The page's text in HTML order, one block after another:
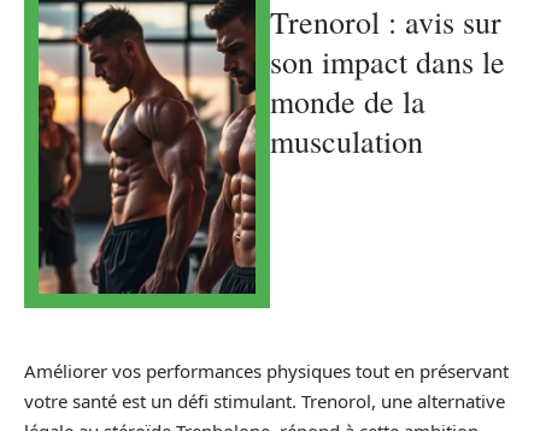
Trenorol : avis sur
son impact dans le
monde de la
musculation
Améliorer vos performances physiques tout en préservant
votre santé est un défi stimulant. Trenorol, une alternative